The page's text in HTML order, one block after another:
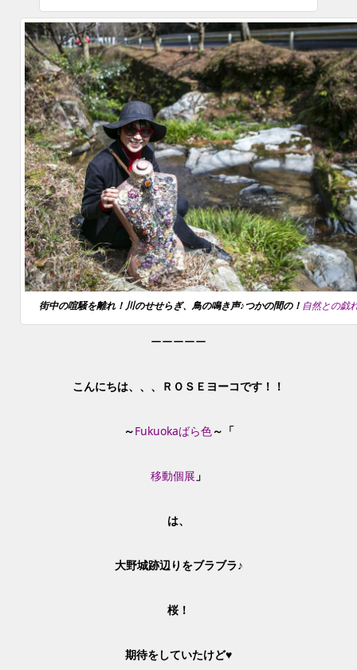
街中の喧騒を離れ！川のせせらぎ、鳥の鳴き声♪つかの間の！自然との戯
ーーーーー
こんにちは、、、ＲＯＳＥヨーコです！！
～Fukuokaばら色～「
移動個展 」
は、
大野城跡辺りをブラブラ♪
桜！
期待をしていたけど♥